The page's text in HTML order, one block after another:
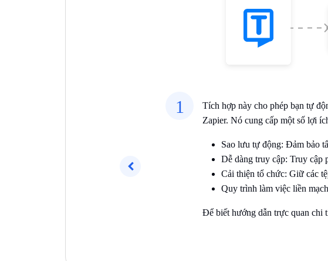
1
Tích hợp này cho phép bạn tự
Zapier. Nó cung cấp một số lợi
Sao lưu tự động: Đảm bảo
Dễ dàng truy cập: Truy cập
Cải thiện tổ chức: Giữ các
Quy trình làm việc liền
Để biết hướng dẫn trực quan chi